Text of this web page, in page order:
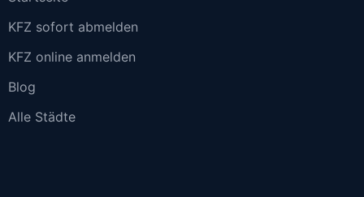
KFZ sofort abmelden
KFZ online anmelden
Blog
Alle Städte